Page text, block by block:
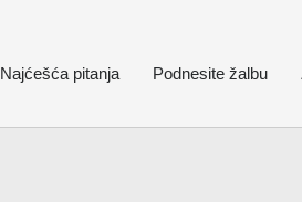
Najćešća pitanja Podnesite žalbu